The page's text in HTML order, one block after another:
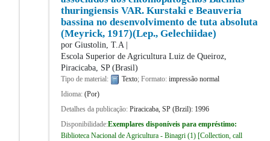
thuringiensis VAR. Kurstaki e Beauveria
bassina no desenvolvimento de tuta absoluta
(Meyrick, 1917)(Lep., Gelechiidae)
por Giustolin, T.A
Escola Superior de Agricultura Luiz de Queiroz,
Piracicaba, SP (Brasil)
Tipo de material: Texto; Formato: impressão normal
Idioma: (Por)
Detalhes da publicação: Piracicaba, SP (Brzil): 1996
Disponibilidade:Exemplares disponíveis para empréstimo:
Biblioteca Nacional de Agricultura - Binagri(1) Collection, call